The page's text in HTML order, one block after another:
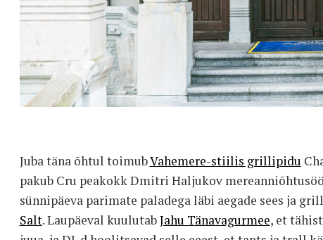
Juba täna õhtul toimubVahemere-stiilis grillipidu
pakub Cru peakokk Dmitri Haljukov
sünnipäeva parimate paladega läbi aegade sees ja
Salt. Laupäeval kuulutabJahu Tänavagurmee, et